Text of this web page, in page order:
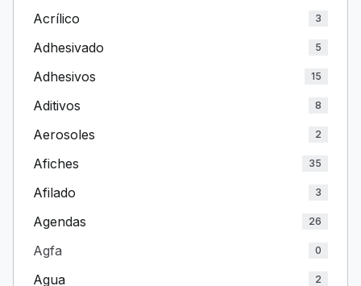
Acrílico 3
Adhesivado 5
Adhesivos 15
Aditivos 8
Aerosoles 2
Afiches 35
Afilado 3
Agendas 26
Agfa 0
Agua 2